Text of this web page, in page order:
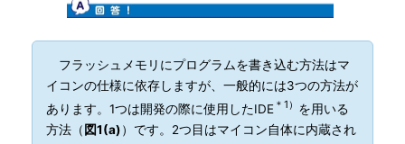
フラッシュメモリにプログラムを書き込む方法はマ
イコンの仕様に依存しますが、一般的には3つの方法が
あります。1つは開発の際に使用したIDE ＊1） を用いる
方法（図1(a)）です。2つ目はマイコン自体に内蔵され